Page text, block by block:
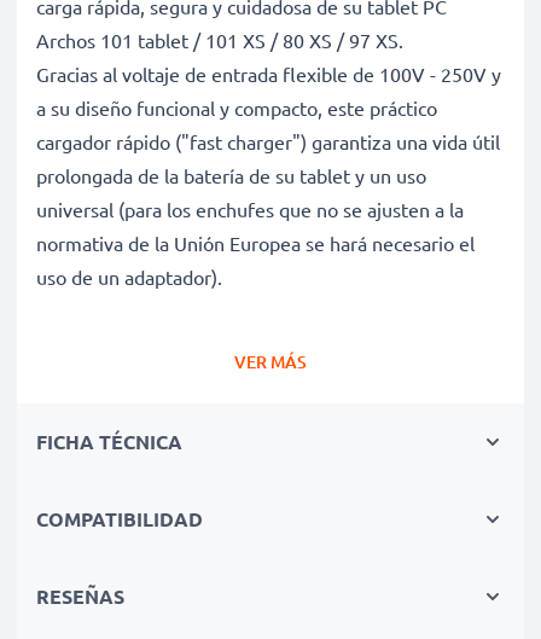
carga rápida, segura y cuidadosa de su tablet PC
Archos 101 tablet / 101 XS / 80 XS / 97 XS.
Gracias al voltaje de entrada flexible de 100V - 250V y
a su diseño funcional y compacto, este práctico
cargador rápido ("fast charger") garantiza una vida útil
prolongada de la batería de su tablet y un uso
universal (para los enchufes que no se ajusten a la
normativa de la Unión Europea se hará necesario el
uso de un adaptador).
✔ Conexión - Adecuado para todas las tablets con el
✔ Tecnología moderna - Carga rápida (High-Speed
útil prolongada de su tableta
VER MÁS
FICHA TÉCNICA
COMPATIBILIDAD
RESEÑAS